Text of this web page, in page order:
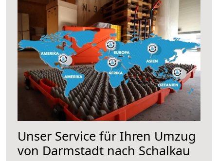
Unser Service für Ihren Umzug
von Darmstadt nach Schalkau